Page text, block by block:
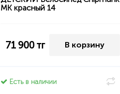
MK красный 14
71 900тг В корзину
Есть в наличии